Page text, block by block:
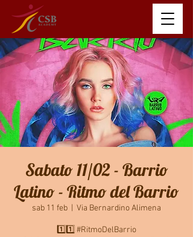
Sabato 11/02 - Barrio
Latino - Ritmo del Barrio
sab 11 feb Via Bernardino Alimena
1️⃣1️⃣ #RitmoDelBarrio